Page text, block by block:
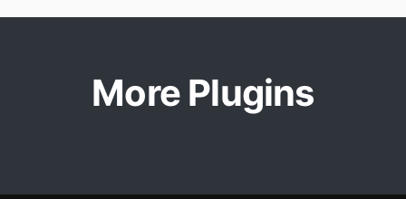
More Plugins